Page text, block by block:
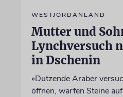
WESTJORDANLAND
Mutter und
Lynchversuch
in Dschenin
»Dutzende Araber
öffnen, warfen Steine